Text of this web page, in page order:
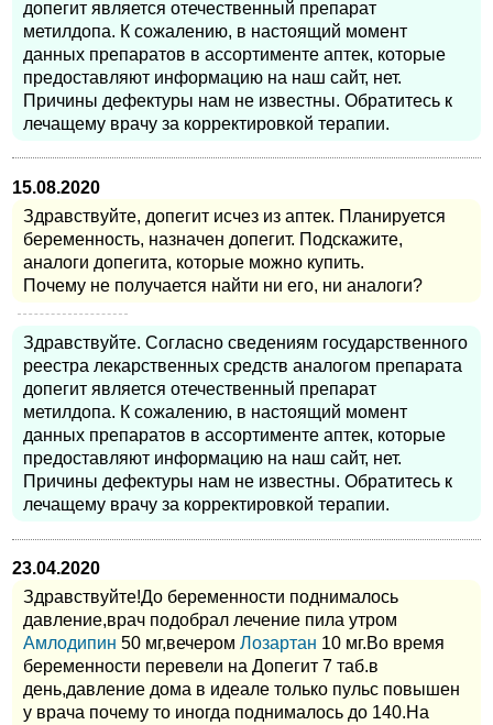
допегит является отечественный препарат
метилдопа. К сожалению, в настоящий момент
данных препаратов в ассортименте аптек, которые
предоставляют информацию на наш сайт, нет.
Причины дефектуры нам не известны. Обратитесь к
лечащему врачу за корректировкой терапии.
15.08.2020
Здравствуйте, допегит исчез из аптек. Планируется
беременность, назначен допегит. Подскажите,
аналоги допегита, которые можно купить.
Почему не получается найти ни его, ни аналоги?
Здравствуйте. Согласно сведениям государственного
реестра лекарственных средств аналогом препарата
допегит является отечественный препарат
метилдопа. К сожалению, в настоящий момент
данных препаратов в ассортименте аптек, которые
предоставляют информацию на наш сайт, нет.
Причины дефектуры нам не известны. Обратитесь к
лечащему врачу за корректировкой терапии.
23.04.2020
Здравствуйте!До беременности поднималось
давление,врач подобрал лечение пила утром
Амлодипин 50 мг,вечером Лозартан 10 мг.Во время
беременности перевели на Допегит 7 таб.в
день,давление дома в идеале только пульс повышен
у врача почему то иногда поднималось до 140.На